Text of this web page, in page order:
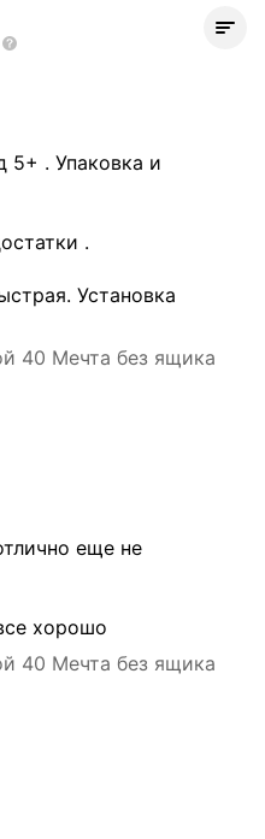
5+ . Упаковка и
.
Установка
40 Мечта без ящика
еще не
хорошо
40 Мечта без ящика